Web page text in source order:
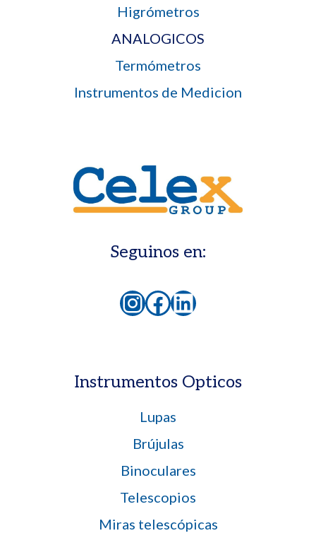
Higrómetros
ANALOGICOS
Termómetros
Instrumentos de Medicion
Seguinos en:
Instagram
Facebook
LinkedIn
Instrumentos Opticos
Lupas
Brújulas
Binoculares
Telescopios
Miras telescópicas